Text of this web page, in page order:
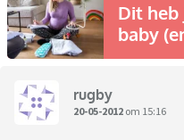
Dit heb
baby
rugby
20-05-2012 om 15:16